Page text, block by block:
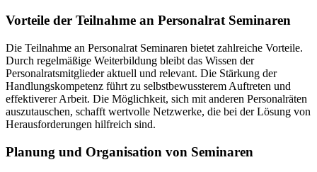
Vorteile der Teilnahme an Personalrat Seminaren
Die Teilnahme an Personalrat Seminaren bietet zahlreiche Vorteile.
Durch regelmäßige Weiterbildung bleibt das Wissen der
Personalratsmitglieder aktuell und relevant. Die Stärkung der
Handlungskompetenz führt zu selbstbewussterem Auftreten und
effektiverer Arbeit. Die Möglichkeit, sich mit anderen Personalräten
auszutauschen, schafft wertvolle Netzwerke, die bei der Lösung von
Herausforderungen hilfreich sind.
Planung und Organisation von Seminaren